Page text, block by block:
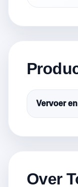
Vervoer
Over